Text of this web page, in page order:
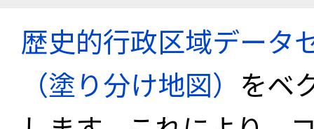
歴史的行政区域データ
（塗り分け地図） をベ